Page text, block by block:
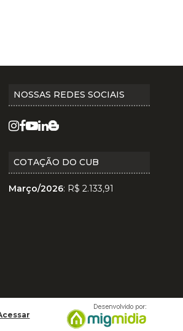
NOSSAS REDES SOCIAIS
COTAÇÃO DO CUB
Março/2026: R$ 2.133,91